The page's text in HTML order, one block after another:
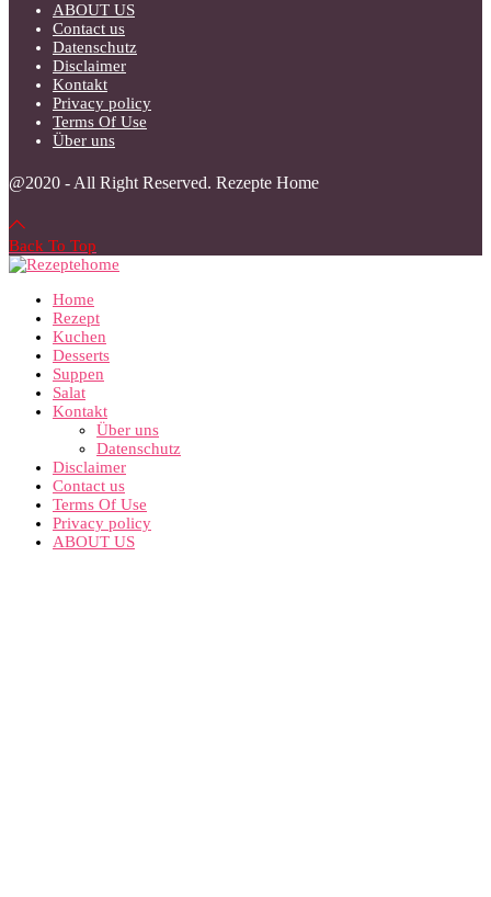
ABOUT US
Contact us
Datenschutz
Disclaimer
Kontakt
Privacy policy
Terms Of Use
Über uns
@2020 - All Right Reserved. Rezepte Home
Back To Top
Home
Rezept
Kuchen
Desserts
Suppen
Salat
Kontakt
Über uns
Datenschutz
Disclaimer
Contact us
Terms Of Use
Privacy policy
ABOUT US